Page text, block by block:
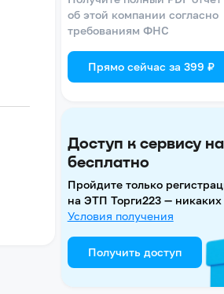
об этой компании согласно
требованиям ФНС
Прямо сейчас за 399 ₽
Доступ к сервису
бесплатно
Пройдите только
на ЭТП Торги223 —
Условия получения
Получить доступ